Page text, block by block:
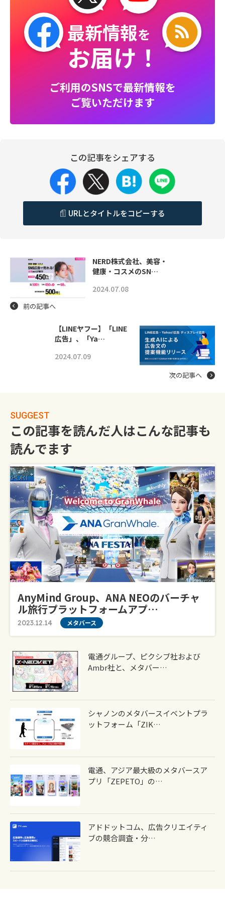
最新情報を
お届け！
ご利用のSNSで最新情報を
ご覧いただけます
この記事をシェアする
URLとタイトルをコピーする
NERD株式会社、美容・
健康・コスメのSN…
2024.07.08
前の記事へ
【LINEヤフー】「LINE
広告」、「Ya…
2024.07.09
次の記事へ
SUGGEST
この記事を読んだ人はこんな記事も
読んでます
AnyMind Group、ANA NEOのバーチャ
ル旅行プラットフォームアプ…
2023.12.14 メタバース
電通グループ、ピクシブ社および
Ambr社と、メタバー…
シャノンのメタバースイベントプラ
ットフォーム「ZIK…
電通、アジア最大級のメタバースア
プリ「ZEPETO」の…
アドドットコム、広告クリエイティ
ブの競合調査・分…